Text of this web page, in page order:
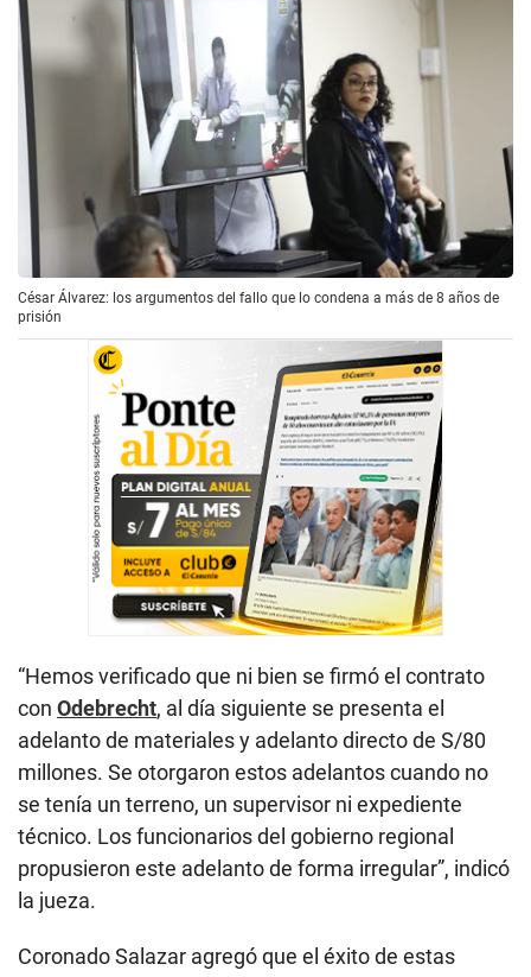
César Álvarez: los argumentos del fallo que lo condena a más de 8 años de
prisión
“Hemos verificado que ni bien se firmó el contrato
con Odebrecht, al día siguiente se presenta el
adelanto de materiales y adelanto directo de S/80
millones. Se otorgaron estos adelantos cuando no
se tenía un terreno, un supervisor ni expediente
técnico. Los funcionarios del gobierno regional
propusieron este adelanto de forma irregular”, indicó
la jueza.
Coronado Salazar agregó que el éxito de estas